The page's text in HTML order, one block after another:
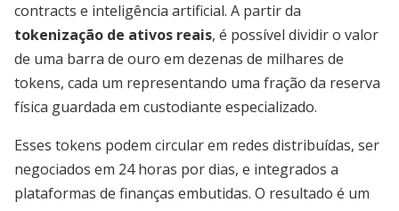
contracts e inteligência artificial. A partir da
tokenização de ativos reais, é possível dividir o valor
de uma barra de ouro em dezenas de milhares de
tokens, cada um representando uma fração da reserva
física guardada em custodiante especializado.
Esses tokens podem circular em redes distribuídas, ser
negociados em 24 horas por dias, e integrados a
plataformas de finanças embutidas. O resultado é um